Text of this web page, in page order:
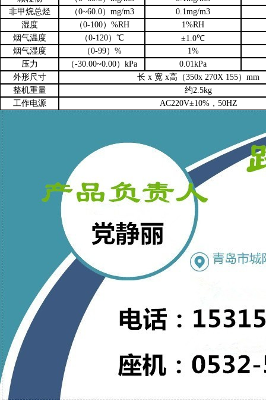
非甲烷总烃
（0~60.0）mg/m3
0.1mg/m3
湿度
（0-100）%RH
1%RH
烟气温度
（0-120）℃
±1.0℃
烟气湿度
（0-99）%
1%
压力
（-30.00~0.00）kPa
0.01kPa
外形尺寸
长 x 宽 x高（350x 270X 155）mm
整机重量
约2.5kg
工作电源
AC220V±10%，50HZ